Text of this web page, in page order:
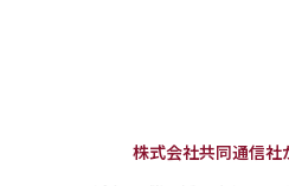
株式会社共同通信社